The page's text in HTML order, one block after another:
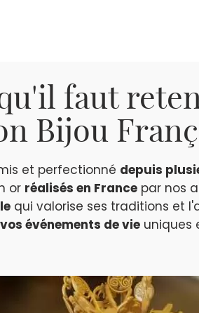
faut
Bijou
et perfectionné depuis
or réalisés en France par nos
qui valorise ses traditions et
vos événements de vie uniques